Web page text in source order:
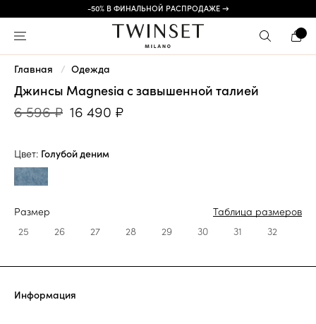
-50% В ФИНАЛЬНОЙ РАСПРОДАЖЕ →
Главная Одежда
Джинсы Magnesia с завышенной талией
6 596 ₽ 16 490 ₽
Цвет: Голубой деним
Размер
Таблица размеров
25
26 27 28 29 30 31 32
Информация